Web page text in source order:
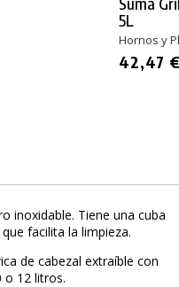
5L
Hornos y
42,47 €
inoxidable. Tiene una cuba
facilita la limpieza.
de cabezal extraíble con
o 12 litros.